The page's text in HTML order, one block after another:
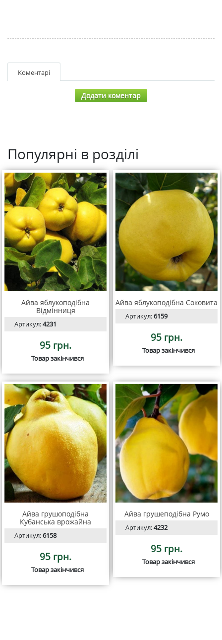
Коментарі
Додати коментар
Популярні в розділі
Айва яблукоподібна
Відмінниця
Артикул:4231
95 грн.
Товар закінчився
Айва яблукоподібна Соковита
Артикул:6159
95 грн.
Товар закінчився
Айва грушоподібна
Кубанська врожайна
Артикул:6158
95 грн.
Товар закінчився
Айва грушеподібна Румо
Артикул:4232
95 грн.
Товар закінчився